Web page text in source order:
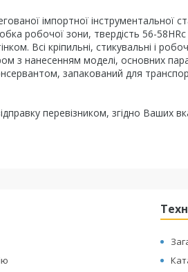
імпортної інструментальної
робочої зони, твердість 56-
Всі кріпильні, стикувальні і
з нанесенням моделі, основних
запакований для
перевізником, згідно Ваших